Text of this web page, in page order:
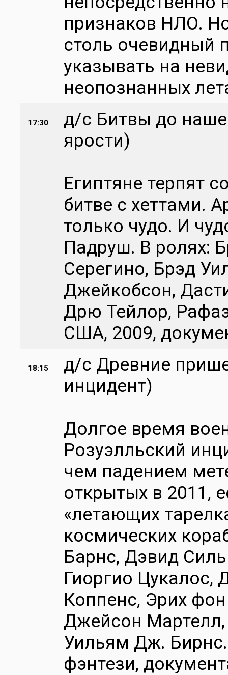
признаков НЛО.
столь очевидный
указывать на
неопознанных
17:30
д/с Битвы до
ярости)
Египтяне терпят
битве с хеттами.
только чудо. И
Падруш. В ролях:
Серегино, Брэд
Джейкобсон,
Дрю Тейлор,
США, 2009,
18:15
д/с Древние
инцидент)
Долгое время
Розуэлльский
чем падением
открытых в 2011,
«летающих
космических
Барнс, Дэвид
Гиоргио Цукалос,
Коппенс, Эрих
Джейсон
Уильям Дж.
фэнтези,